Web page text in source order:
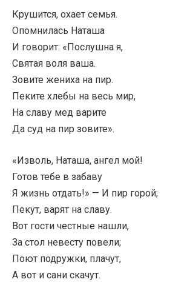
Крушится, охает семья.
Опомнилась Наташа
И говорит: «Послушна я,
Святая воля ваша.
Зовите жениха на пир.
Пеките хлебы на весь мир,
На славу мед варите
Да суд на пир зовите».
«Изволь, Наташа, ангел мой!
Готов тебе в забаву
Я жизнь отдать!» — И пир горой;
Пекут, варят на славу.
Вот гости честные нашли,
За стол невесту повели;
Поют подружки, плачут,
А вот и сани скачут.